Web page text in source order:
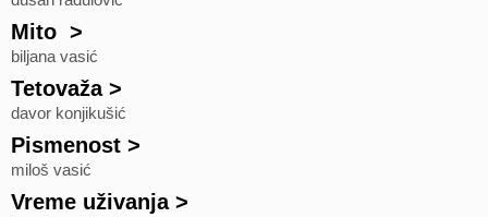
Mito >
biljana vasić
Tetovaža>
davor konjikušić
Pismenost >
miloš vasić
Vreme uživanja>